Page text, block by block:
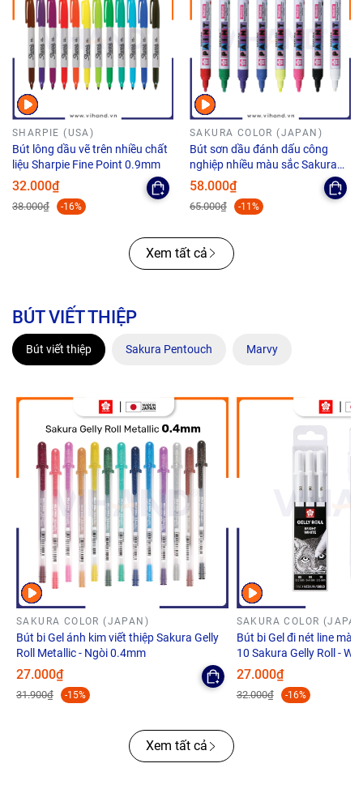
SHARPIE (USA)
Bút lông dầu vẽ trên nhiều chất
liệu Sharpie Fine Point 0.9mm
32.000₫
38.000₫ -16%
SAKURA COLOR (JAPAN)
Bút sơn dầu đánh dấu công
nghiệp nhiều màu sắc Sakura
Paint Marker Medium Point -
Ngòi 2.0mm
58.000₫
65.000₫ -11%
Xem tất cả
BÚT VIẾT THIỆP
Bút viết thiệp Sakura Pentouch Marvy
SAKURA COLOR (JAPAN)
Bút bi Gel ánh kim viết thiệp Sakura Gelly
Roll Metallic - Ngòi 0.4mm
27.000₫
31.900₫ -15%
SAKURA COLOR
Bút bi Gel đi nét line
10 Sakura Gelly Roll -
27.000₫
32.000₫ -16%
Xem tất cả